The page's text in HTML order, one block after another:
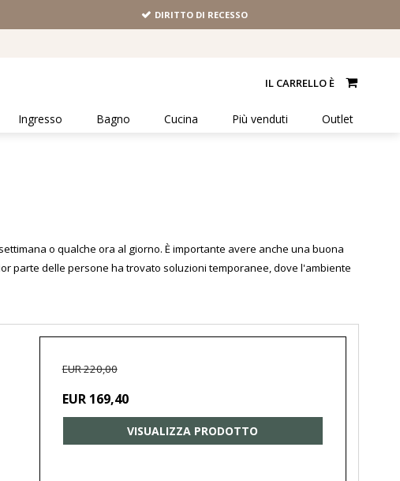
DIRITTO DI RECESSO
IL CARRELLO È
Ingresso Bagno Cucina Più venduti Outlet
o qualche ora al giorno. È importante avere anche una buona
parte delle persone ha trovato soluzioni temporanee, dove l'ambiente
EUR 220,00
EUR 169,40
VISUALIZZA PRODOTTO